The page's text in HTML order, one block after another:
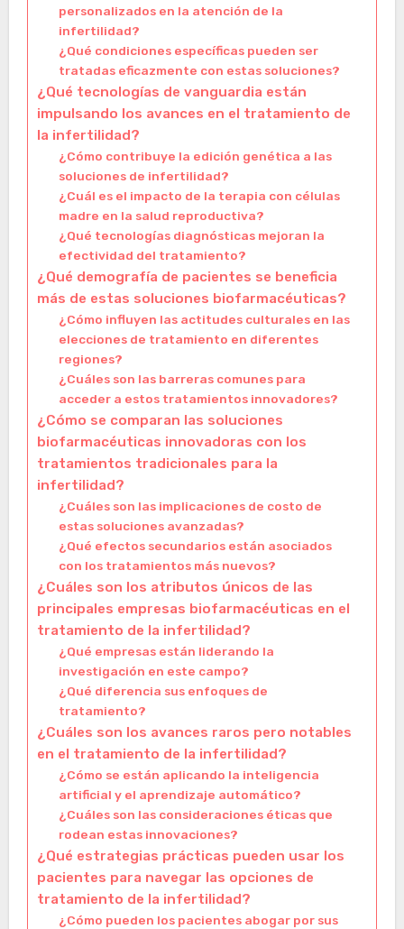
personalizados en la atención de la
infertilidad?
¿Qué condiciones específicas pueden ser
tratadas eficazmente con estas soluciones?
¿Qué tecnologías de vanguardia están
impulsando los avances en el tratamiento de
la infertilidad?
¿Cómo contribuye la edición genética a las
soluciones de infertilidad?
¿Cuál es el impacto de la terapia con células
madre en la salud reproductiva?
¿Qué tecnologías diagnósticas mejoran la
efectividad del tratamiento?
¿Qué demografía de pacientes se beneficia
más de estas soluciones biofarmacéuticas?
¿Cómo influyen las actitudes culturales en las
elecciones de tratamiento en diferentes
regiones?
¿Cuáles son las barreras comunes para
acceder a estos tratamientos innovadores?
¿Cómo se comparan las soluciones
biofarmacéuticas innovadoras con los
tratamientos tradicionales para la
infertilidad?
¿Cuáles son las implicaciones de costo de
estas soluciones avanzadas?
¿Qué efectos secundarios están asociados
con los tratamientos más nuevos?
¿Cuáles son los atributos únicos de las
principales empresas biofarmacéuticas en el
tratamiento de la infertilidad?
¿Qué empresas están liderando la
investigación en este campo?
¿Qué diferencia sus enfoques de
tratamiento?
¿Cuáles son los avances raros pero notables
en el tratamiento de la infertilidad?
¿Cómo se están aplicando la inteligencia
artificial y el aprendizaje automático?
¿Cuáles son las consideraciones éticas que
rodean estas innovaciones?
¿Qué estrategias prácticas pueden usar los
pacientes para navegar las opciones de
tratamiento de la infertilidad?
¿Cómo pueden los pacientes abogar por sus